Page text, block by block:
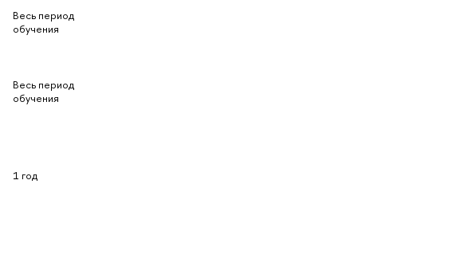
Весь период
обучения
Весь период
обучения
1 год